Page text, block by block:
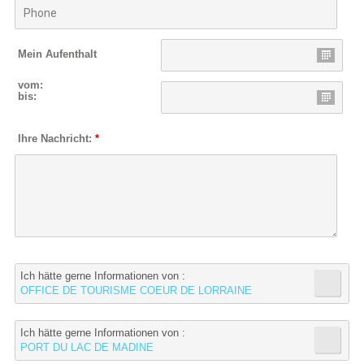
Mein Aufenthalt
vom:
bis:
Ihre Nachricht:*
Ich hätte gerne Informationen von :
OFFICE DE TOURISME COEUR DE LORRAINE
Ich hätte gerne Informationen von :
PORT DU LAC DE MADINE